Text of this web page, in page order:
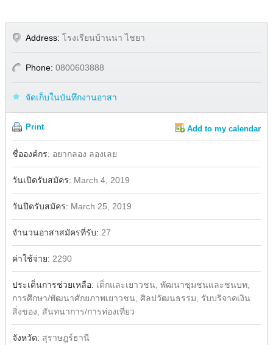
Address: โรงเรียนบ้านนา ไชยา
Phone: 0800603888
จัดเก็บในบันทึกงานอาสา
Print Add to my calendar
Facebook
ชื่อองค์กร: อยากลอง ลองเลย
วันเปิดรับสมัคร: March 4, 2019
วันปิดรับสมัคร: March 25, 2019
จำนวนอาสาสมัครที่รับ: 27
ค่าใช้จ่าย: 2290
ประเด็นการช่วยเหลือ: เด็กและเยาวชน, พัฒนาชุมชนและชนบท,
การศึกษา/พัฒนาศักยภาพเยาวชน, ศิลปวัฒนธรรม, รับบริจาคเงิน
สิ่งของ, สันทนาการ/การท่องเที่ยว
จังหวัด: สุราษฎร์ธานี